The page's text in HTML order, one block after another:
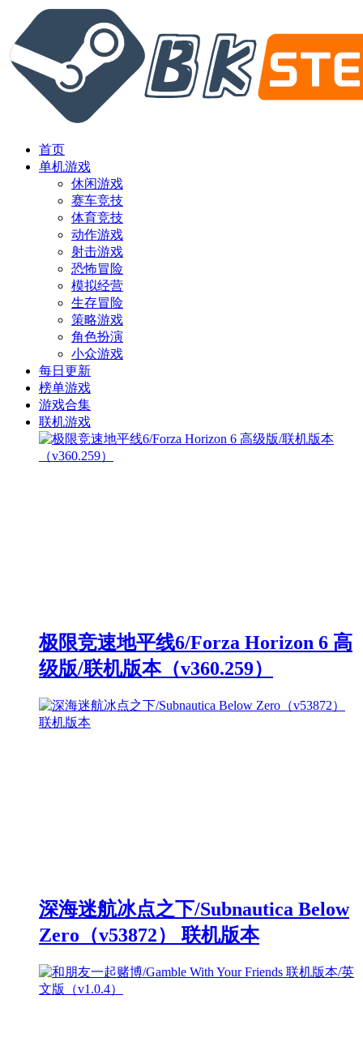
首页
单机游戏
休闲游戏
赛车竞技
体育竞技
动作游戏
射击游戏
恐怖冒险
模拟经营
生存冒险
策略游戏
角色扮演
小众游戏
每日更新
榜单游戏
游戏合集
联机游戏
极限竞速地平线6/Forza Horizon 6 高
级版/联机版本（v360.259）
深海迷航冰点之下/Subnautica Below
Zero（v53872） 联机版本